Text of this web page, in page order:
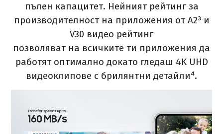
пълен капацитет. Нейният рейтинг за
производителност на приложения от A2³ и
V30 видео рейтинг
позволяват на всичките ти приложения да
работят оптимално докато гледаш 4K UHD
видеоклипове с брилянтни детайли⁴.